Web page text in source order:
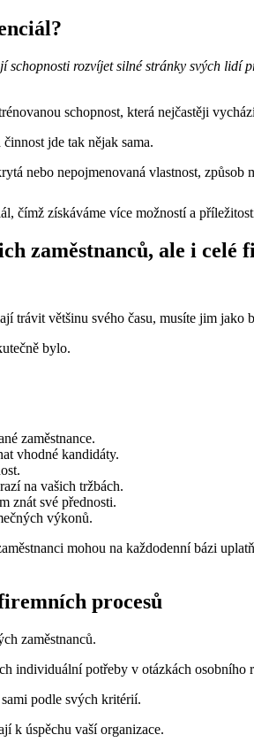
rozvíjet silné stránky svých lidí
schopnost, která nejčastěji
jde tak nějak sama.
nebo nepojmenovaná vlastnost, způsob
čímž získáváme více možností a
zaměstnanců, ale i celé
trávit většinu svého času, musíte jim
bylo.
zaměstnance.
vhodné kandidáty.
na vašich tržbách.
znát své přednosti.
výkonů.
mohou na každodenní bázi
procesů
zaměstnanců.
individuální potřeby v otázkách osobního
podle svých kritérií.
k úspěchu vaší organizace.